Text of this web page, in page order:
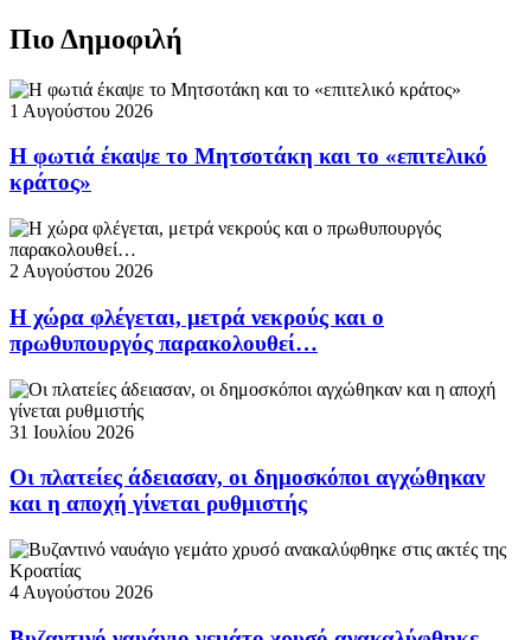
Πιο Δημοφιλή
1 Αυγούστου 2026
Η φωτιά έκαψε το Μητσοτάκη και το «επιτελικό
κράτος»
2 Αυγούστου 2026
Η χώρα φλέγεται, μετρά νεκρούς και ο
πρωθυπουργός παρακολουθεί…
31 Ιουλίου 2026
Οι πλατείες άδειασαν, οι δημοσκόποι αγχώθηκαν
και η αποχή γίνεται ρυθμιστής
4 Αυγούστου 2026